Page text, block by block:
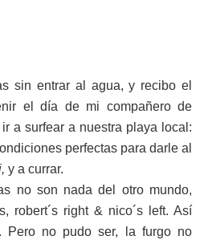
sin entrar al agua, y recibo el
el día de mi compañero de
a surfear a nuestra playa local:
perfectas para darle al
y a currar.
no son nada del otro mundo,
robert´s right & nico´s left. Así
Pero no pudo ser, la furgo no